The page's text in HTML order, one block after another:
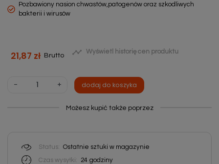
Pozbawiony nasion chwastów,patogenów oraz szkodliwych
bakterii i wirusów
21,87 zł Brutto  Wyświetl historię cen produktu
- + dodaj do koszyka
Możesz kupić także poprzez
Status: Ostatnie sztuki w magazynie
Czas wysyłki:
24 godziny